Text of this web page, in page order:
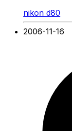
nikon d80
2006-11-16